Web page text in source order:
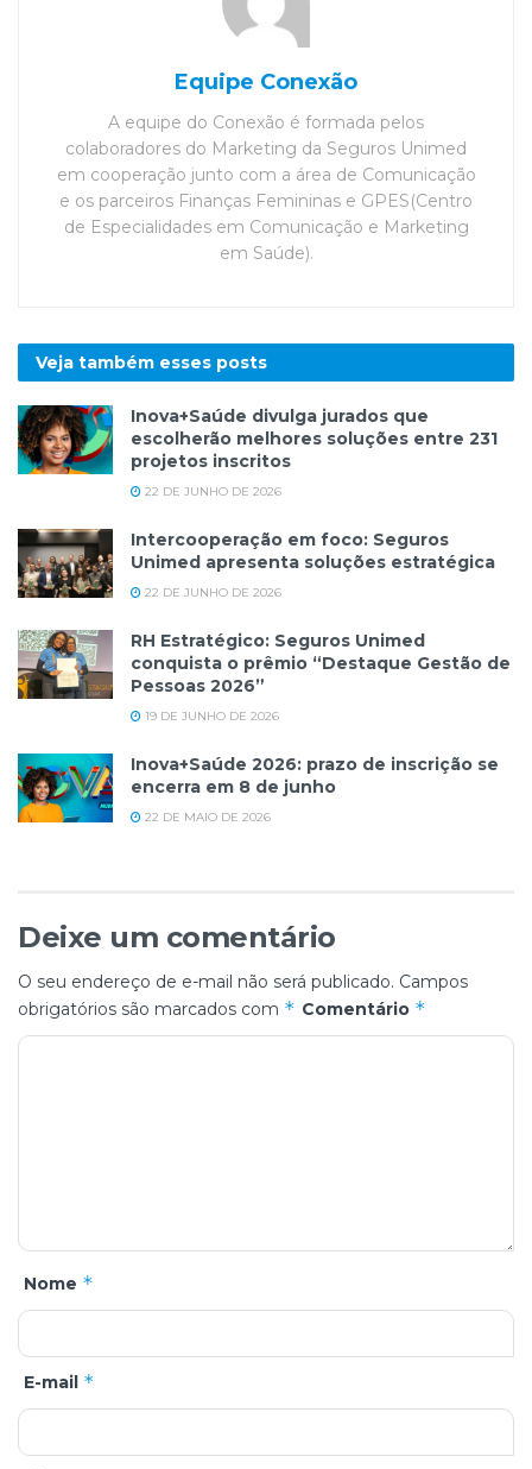
Equipe Conexão
A equipe do Conexão é formada pelos
colaboradores do Marketing da Seguros Unimed
em cooperação junto com a área de Comunicação
e os parceiros Finanças Femininas e GPES(Centro
de Especialidades em Comunicação e Marketing
em Saúde).
Veja também esses posts
Inova+Saúde divulga jurados que
escolherão melhores soluções entre 231
projetos inscritos
22 DE JUNHO DE 2026
Intercooperação em foco: Seguros
Unimed apresenta soluções estratégica
22 DE JUNHO DE 2026
RH Estratégico: Seguros Unimed
conquista o prêmio “Destaque Gestão de
Pessoas 2026”
19 DE JUNHO DE 2026
Inova+Saúde 2026: prazo de inscrição se
encerra em 8 de junho
22 DE MAIO DE 2026
Deixe um comentário
O seu endereço de e-mail não será publicado. Campos
obrigatórios são marcados com * Comentário *
Nome *
E-mail *